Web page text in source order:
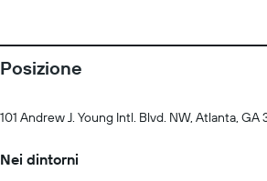
Posizione
101 Andrew J. Young Intl. Blvd. NW, Atlanta, GA
Nei dintorni